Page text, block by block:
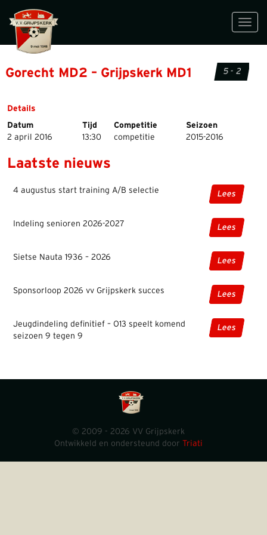
Gorecht MD2 – Grijpskerk MD1 5 - 2
Details
Datum
Tijd Competitie
Seizoen
2 april 2016
13:30 competitie 2015-2016
Laatste nieuws
4 augustus start training A/B selectie Lees
Indeling senioren 2026-2027 Lees
Sietse Nauta 1936 – 2026 Lees
Sponsorloop 2026 vv Grijpskerk succes Lees
Jeugdindeling definitief – O13 speelt komend
seizoen 9 tegen 9
Lees
© 2009 - 2026 VV Grijpskerk
Ontwikkeld en ondersteund door Triati